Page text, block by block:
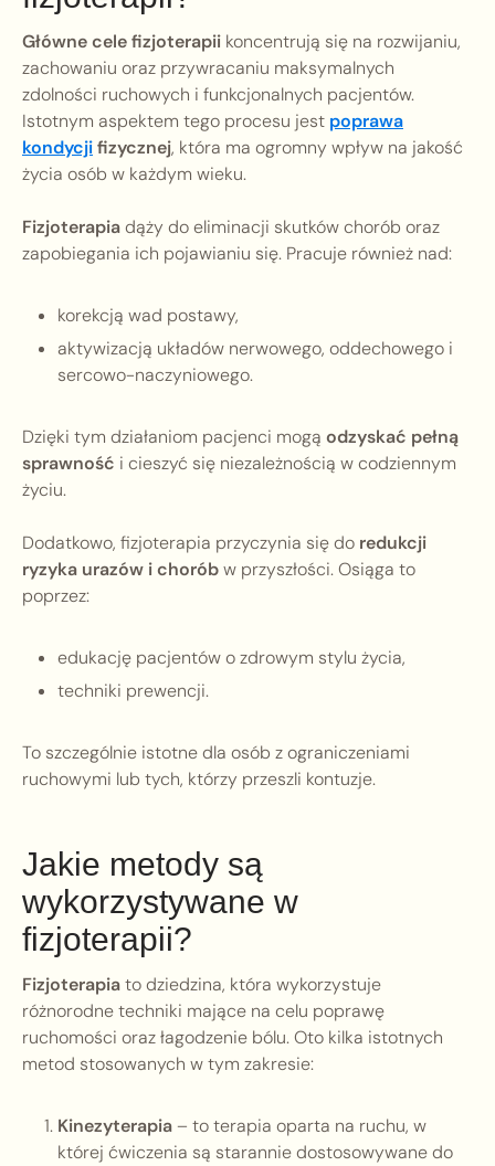
Główne cele fizjoterapii koncentrują się na rozwijaniu,
zachowaniu oraz przywracaniu maksymalnych
zdolności ruchowych i funkcjonalnych pacjentów.
Istotnym aspektem tego procesu jest poprawa
kondycjifizycznej, która ma ogromny wpływ na jakość
życia osób w każdym wieku.
Fizjoterapiadąży do eliminacji skutków chorób oraz
zapobiegania ich pojawianiu się. Pracuje również nad:
korekcją wad postawy,
aktywizacją układów nerwowego, oddechowego i
sercowo-naczyniowego.
Dzięki tym działaniom pacjenci mogą odzyskać pełną
sprawność i cieszyć się niezależnością w codziennym
życiu.
Dodatkowo, fizjoterapia przyczynia się do redukcji
ryzyka urazów i choróbw przyszłości. Osiąga to
poprzez:
edukację pacjentów o zdrowym stylu życia,
techniki prewencji.
To szczególnie istotne dla osób z ograniczeniami
ruchowymi lub tych, którzy przeszli kontuzje.
Jakie metody są
wykorzystywane w
fizjoterapii?
Fizjoterapiato dziedzina, która wykorzystuje
różnorodne techniki mające na celu poprawę
ruchomości oraz łagodzenie bólu. Oto kilka istotnych
metod stosowanych w tym zakresie:
Kinezyterapia– to terapia oparta na ruchu, w
której ćwiczenia są starannie dostosowywane do